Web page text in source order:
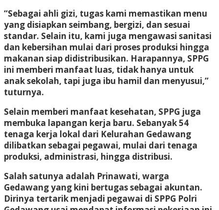
“Sebagai ahli gizi, tugas kami memastikan menu
yang disiapkan seimbang, bergizi, dan sesuai
standar. Selain itu, kami juga mengawasi sanitasi
dan kebersihan mulai dari proses produksi hingga
makanan siap didistribusikan. Harapannya, SPPG
ini memberi manfaat luas, tidak hanya untuk
anak sekolah, tapi juga ibu hamil dan menyusui,”
tuturnya.
Selain memberi manfaat kesehatan, SPPG juga
membuka lapangan kerja baru. Sebanyak 54
tenaga kerja lokal dari Kelurahan Gedawang
dilibatkan sebagai pegawai, mulai dari tenaga
produksi, administrasi, hingga distribusi.
Salah satunya adalah Prinawati, warga
Gedawang yang kini bertugas sebagai akuntan.
Dirinya tertarik menjadi pegawai di SPPG Polri